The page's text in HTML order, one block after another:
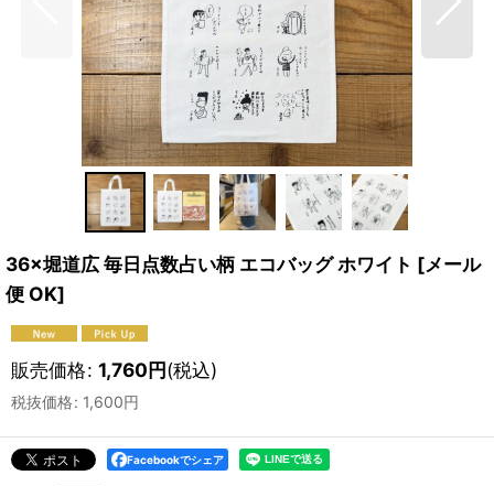
36×堀道広 毎日点数占い柄 エコバッグ ホワイト [メール
便 OK]
販売価格: 1,760円(税込)
税抜価格: 1,600円
Facebookでシェア